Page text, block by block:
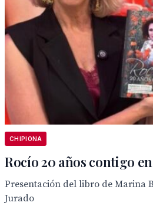
CHIPIONA
Rocío 20 años contigo
Presentación del libro de Marina
Jurado